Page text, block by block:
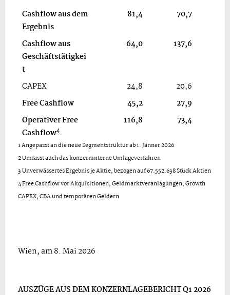
Cashflow aus dem
Ergebnis
81,4 70,7
Cashflow aus
Geschäftstätigkei
t
64,0 137,6
CAPEX 24,8
20,6
Free Cashflow
45,2
27,9
Operativer Free
Cashflow4
116,8 73,4
1 Angepasst an die neue Segmentstruktur ab 1. Jänner 2026
2 Umfasst auch das konzerninterne Umlageverfahren
3 Unverwässertes Ergebnis je Aktie, bezogen auf 67.552.638 Stück Aktien
4 Free Cashflow vor Akquisitionen, Geldmarktveranlagungen, Growth
CAPEX, CBA und temporären Geldern
Wien, am 8. Mai 2026
AUSZÜGE AUS DEM KONZERNLAGEBERICHT Q1 2026